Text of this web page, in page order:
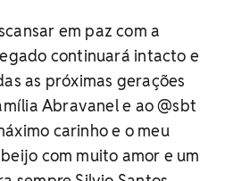
em paz com a
continuará intacto e
as próximas gerações
Abravanel e ao @sbt
carinho e o meu
com muito amor e um